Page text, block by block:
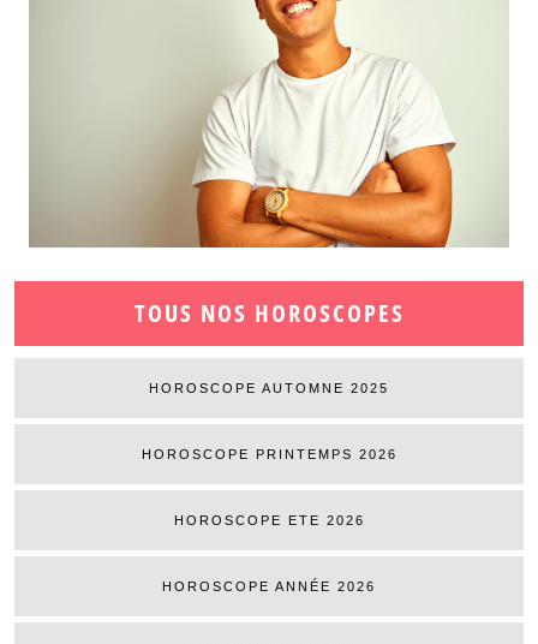
TOUS NOS HOROSCOPES
HOROSCOPE AUTOMNE 2025
HOROSCOPE PRINTEMPS 2026
HOROSCOPE ETE 2026
HOROSCOPE ANNÉE 2026